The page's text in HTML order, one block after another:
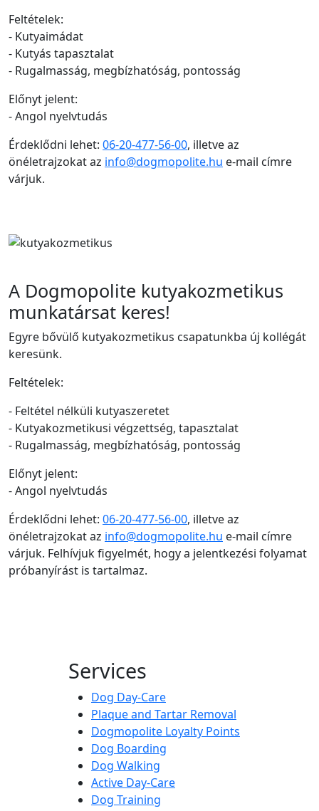
Feltételek:
- Kutyaimádat
- Kutyás tapasztalat
- Rugalmasság, megbízhatóság, pontosság
Előnyt jelent:
- Angol nyelvtudás
Érdeklődni lehet: 06-20-477-56-00, illetve az
önéletrajzokat az info@dogmopolite.hu e-mail címre
várjuk.
A Dogmopolite kutyakozmetikus
munkatársat keres!
Egyre bővülő kutyakozmetikus csapatunkba új kollégát
keresünk.
Feltételek:
- Feltétel nélküli kutyaszeretet
- Kutyakozmetikusi végzettség, tapasztalat
- Rugalmasság, megbízhatóság, pontosság
Előnyt jelent:
- Angol nyelvtudás
Érdeklődni lehet: 06-20-477-56-00, illetve az
önéletrajzokat az info@dogmopolite.hu e-mail címre
várjuk. Felhívjuk figyelmét, hogy a jelentkezési folyamat
próbanyírást is tartalmaz.
Services
Dog Day-Care
Plaque and Tartar Removal
Dogmopolite Loyalty Points
Dog Boarding
Dog Walking
Active Day-Care
Dog Training